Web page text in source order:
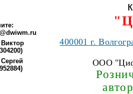
Виктор
Сергей
400001г.
ООО